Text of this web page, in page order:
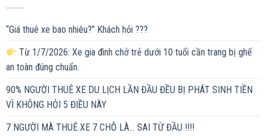
“Giá thuê xe bao nhiêu?” Khách hỏi ???
Từ 1/7/2026: Xe gia đình chở trẻ dưới 10 tuổi cần trang bị ghế
an toàn đúng chuẩn.
90% NGƯỜI THUÊ XE DU LỊCH LẦN ĐẦU ĐỀU BỊ PHÁT SINH TIỀN
VÌ KHÔNG HỎI 5 ĐIỀU NÀY
7 NGƯỜI MÀ THUÊ XE 7 CHỖ LÀ… SAI TỪ ĐẦU !!!!